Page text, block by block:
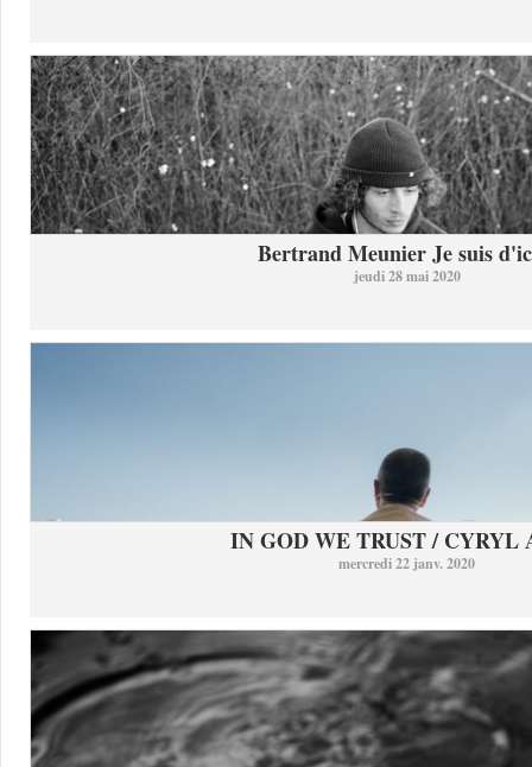
Bertrand Meunier Je suis
jeudi 28 mai 2020
IN GOD WE TRUST / CYRYL
mercredi 22 janv. 2020